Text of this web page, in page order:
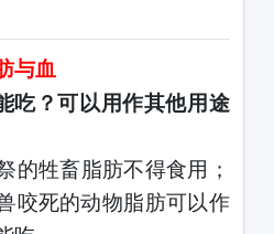
与血
吃？可以用作其他用途
的牲畜脂肪不得食用；
咬死的动物脂肪可以作